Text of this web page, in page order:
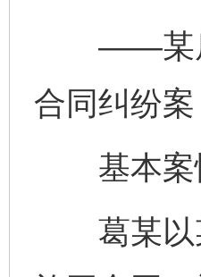
——某房
合同纠纷案
基本案
葛某以某